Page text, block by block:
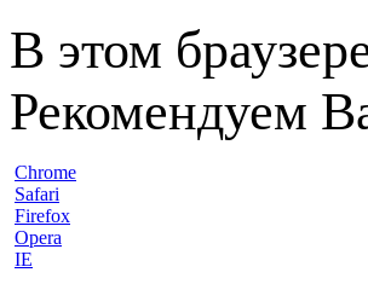
В этом
Рекомендуем
Chrome
Safari
Firefox
Opera
IE